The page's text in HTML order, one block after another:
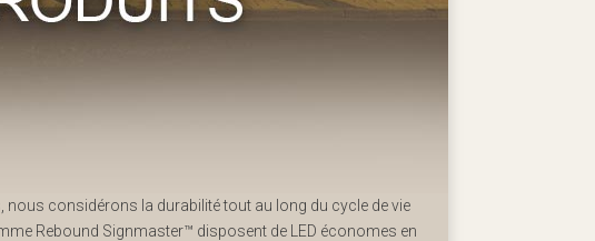
considérons la durabilité tout au long du cycle de vie
Rebound Signmaster™ disposent de LED économes en